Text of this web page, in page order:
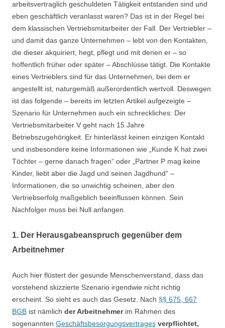
arbeitsvertraglich geschuldeten Tätigkeit entstanden sind und
eben geschäftlich veranlasst waren? Das ist in der Regel bei
dem klassischen Vertriebsmitarbeiter der Fall. Der Vertriebler –
und damit das ganze Unternehmen – lebt von den Kontakten,
die dieser akquiriert, hegt, pflegt und mit denen er – so
hoffentlich früher oder später – Abschlüsse tätigt. Die Kontakte
eines Vertrieblers sind für das Unternehmen, bei dem er
angestellt ist, naturgemäß außerordentlich wertvoll. Deswegen
ist das folgende – bereits im letzten Artikel aufgezeigte –
Szenario für Unternehmen auch ein schreckliches: Der
Vertriebsmitarbeiter V geht nach 15 Jahre
Betriebszugehörigkeit. Er hinterlässt keinen einzigen Kontakt
und insbesondere keine Informationen wie „Kunde K hat zwei
Töchter – gerne danach fragen“ oder „Partner P mag keine
Kinder, liebt aber die Jagd und seinen Jagdhund“ –
Informationen, die so unwichtig scheinen, aber den
Vertriebserfolg maßgeblich beeinflussen können. Sein
Nachfolger muss bei Null anfangen.
1. Der Herausgabeanspruch gegenüber dem
Arbeitnehmer
Auch hier flüstert der gesunde Menschenverstand, dass das
vorstehend skizzierte Szenario irgendwie nicht richtig
erscheint. So sieht es auch das Gesetz. Nach §§ 675, 667
BGB ist nämlich der Arbeitnehmerim Rahmen des
sogenannten Geschäftsbesorgungsvertrages verpflichtet,